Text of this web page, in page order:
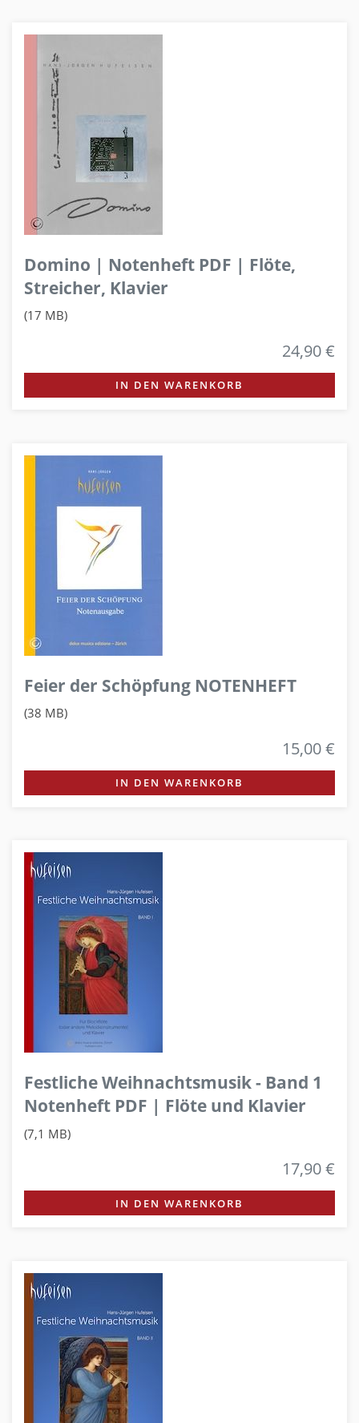
Domino | Notenheft PDF | Flöte,
Streicher, Klavier
(17 MB)
24,90 €
IN DEN WARENKORB
Feier der Schöpfung NOTENHEFT
(38 MB)
15,00 €
IN DEN WARENKORB
Festliche Weihnachtsmusik - Band 1
Notenheft PDF | Flöte und Klavier
(7,1 MB)
17,90 €
IN DEN WARENKORB